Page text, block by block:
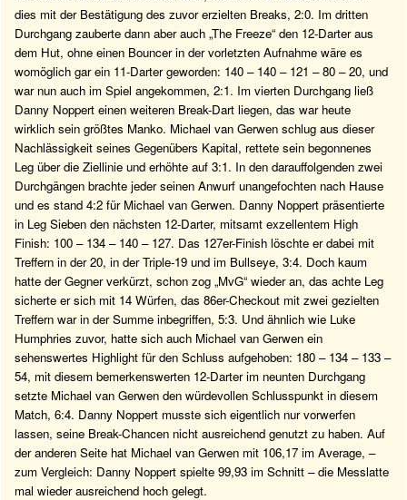
dies mit der Bestätigung des zuvor erzielten Breaks, 2:0. Im dritten
Durchgang zauberte dann aber auch „The Freeze“ den 12-Darter aus
dem Hut, ohne einen Bouncer in der vorletzten Aufnahme wäre es
womöglich gar ein 11-Darter geworden: 140 – 140 – 121 – 80 – 20, und
war nun auch im Spiel angekommen, 2:1. Im vierten Durchgang ließ
Danny Noppert einen weiteren Break-Dart liegen, das war heute
wirklich sein größtes Manko. Michael van Gerwen schlug aus dieser
Nachlässigkeit seines Gegenübers Kapital, rettete sein begonnenes
Leg über die Ziellinie und erhöhte auf 3:1. In den darauffolgenden zwei
Durchgängen brachte jeder seinen Anwurf unangefochten nach Hause
und es stand 4:2 für Michael van Gerwen. Danny Noppert präsentierte
in Leg Sieben den nächsten 12-Darter, mitsamt exzellentem High
Finish: 100 – 134 – 140 – 127. Das 127er-Finish löschte er dabei mit
Treffern in der 20, in der Triple-19 und im Bullseye, 3:4. Doch kaum
hatte der Gegner verkürzt, schon zog „MvG“ wieder an, das achte Leg
sicherte er sich mit 14 Würfen, das 86er-Checkout mit zwei gezielten
Treffern war in der Summe inbegriffen, 5:3. Und ähnlich wie Luke
Humphries zuvor, hatte sich auch Michael van Gerwen ein
sehenswertes Highlight für den Schluss aufgehoben: 180 – 134 – 133 –
54, mit diesem bemerkenswerten 12-Darter im neunten Durchgang
setzte Michael van Gerwen den würdevollen Schlusspunkt in diesem
Match, 6:4. Danny Noppert musste sich eigentlich nur vorwerfen
lassen, seine Break-Chancen nicht ausreichend genutzt zu haben. Auf
der anderen Seite hat Michael van Gerwen mit 106,17 im Average, –
zum Vergleich: Danny Noppert spielte 99,93 im Schnitt – die Messlatte
mal wieder ausreichend hoch gelegt.